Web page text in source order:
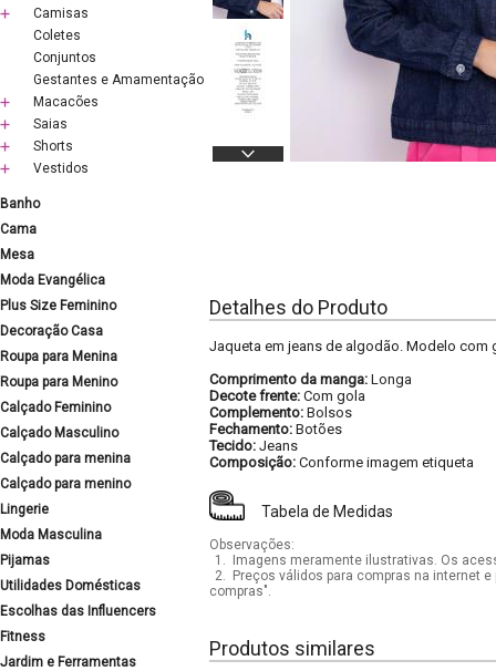
Camisas
Coletes
Conjuntos
Gestantes e Amamentação
Macacões
Saias
Shorts
Vestidos
Banho
Cama
Mesa
Moda Evangélica
Plus Size Feminino
Decoração Casa
Roupa para Menina
Roupa para Menino
Calçado Feminino
Calçado Masculino
Calçado para menina
Calçado para menino
Lingerie
Moda Masculina
Pijamas
Utilidades Domésticas
Escolhas das Influencers
Fitness
Jardim e Ferramentas
Detalhes do Produto
Jaqueta em jeans de algodão. Modelo
Comprimento da manga: Longa
Decote frente: Com gola
Complemento: Bolsos
Fechamento: Botões
Tecido: Jeans
Composição: Conforme imagem etiqueta
Tabela de Medidas
Observações:
1.
Imagens meramente ilustrativas. Os
2.
Preços válidos para compras na internet
compras".
Produtos similares